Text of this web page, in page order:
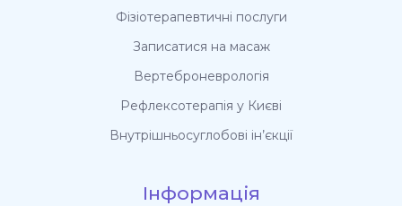
Фізіотерапевтичні послуги
Записатися на масаж
Вертеброневрологія
Рефлексотерапія у Києві
Внутрішньосуглобові ін’єкції
Інформація